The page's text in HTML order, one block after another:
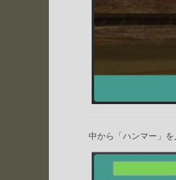
中から「ハンマー」を